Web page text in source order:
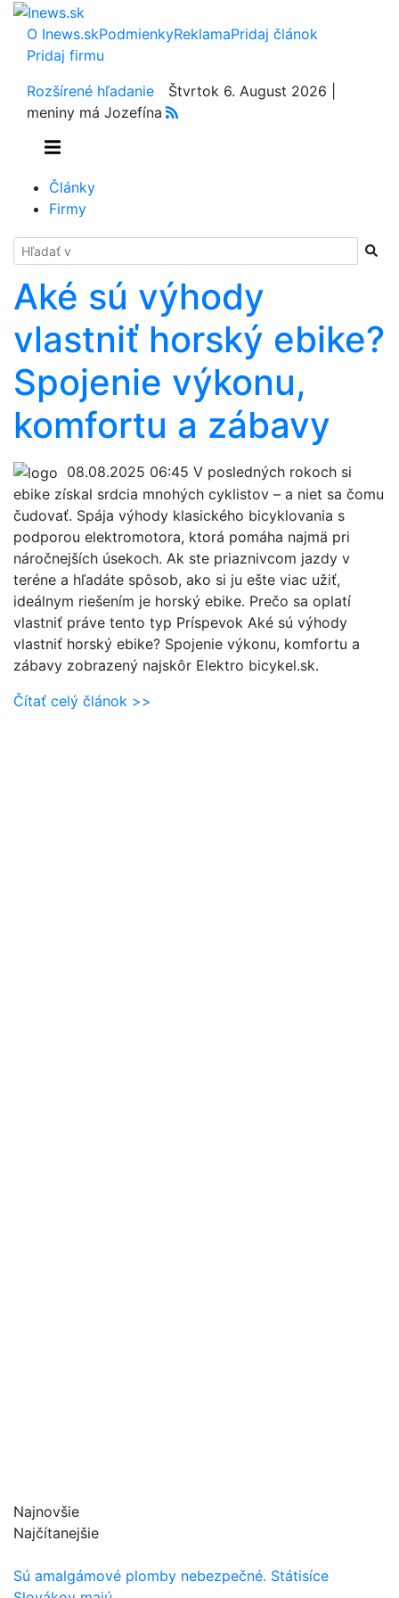
O Inews.skPodmienkyReklamaPridaj článok
Pridaj firmu
Rozšírené hľadanie
Štvrtok 6. August 2026 |
meniny má Jozefína
Články
Firmy
Hladať
Aké sú výhody
vlastniť horský ebike?
Spojenie výkonu,
komfortu a zábavy
08.08.2025 06:45 V posledných rokoch si
ebike získal srdcia mnohých cyklistov – a niet sa čomu
čudovať. Spája výhody klasického bicyklovania s
podporou elektromotora, ktorá pomáha najmä pri
náročnejších úsekoch. Ak ste priaznivcom jazdy v
teréne a hľadáte spôsob, ako si ju ešte viac užiť,
ideálnym riešením je horský ebike. Prečo sa oplatí
vlastniť práve tento typ Príspevok Aké sú výhody
vlastniť horský ebike? Spojenie výkonu, komfortu a
zábavy zobrazený najskôr Elektro bicykel.sk.
Čítať celý článok >>
Najnovšie
Najčítanejšie
Sú amalgámové plomby nebezpečné. Státisíce